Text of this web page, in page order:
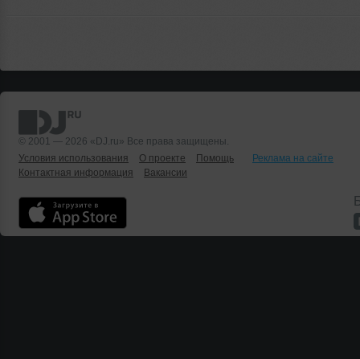
© 2001 — 2026 «DJ.ru» Все права защищены.
Условия использования
О проекте Помощь
Реклама на сайте
Контактная информация
Вакансии